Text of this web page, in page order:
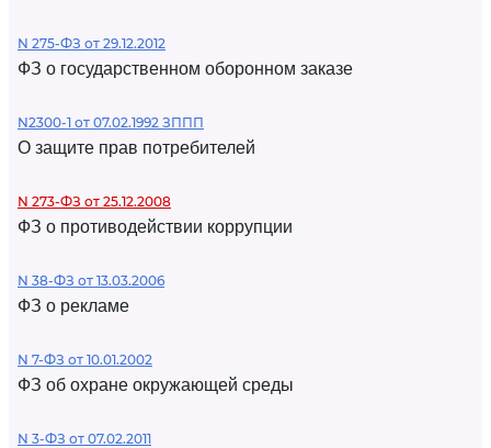
N 275-ФЗ от 29.12.2012
ФЗ о государственном оборонном заказе
N2300-1 от 07.02.1992 ЗППП
О защите прав потребителей
N 273-ФЗ от 25.12.2008
ФЗ о противодействии коррупции
N 38-ФЗ от 13.03.2006
ФЗ о рекламе
N 7-ФЗ от 10.01.2002
ФЗ об охране окружающей среды
N 3-ФЗ от 07.02.2011